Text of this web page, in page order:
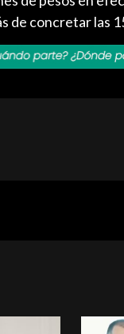
de concretar las